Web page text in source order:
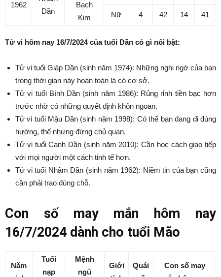
1962
Dần
Bạch
Kim
Nữ 4 42 14 41
Tử vi hôm nay 16/7/2024 của tuổi Dần có gì nổi bật:
Tử vi tuổi Giáp Dần (sinh năm 1974): Những nghi ngờ của bạn
trong thời gian này hoàn toàn là có cơ sở.
Tử vi tuổi Bính Dần (sinh năm 1986): Rủng rỉnh tiền bạc hơn
trước nhờ có những quyết định khôn ngoan.
Tử vi tuổi Mậu Dần (sinh năm 1998): Có thể bạn đang đi đúng
hướng, thế nhưng đừng chủ quan.
Tử vi tuổi Canh Dần (sinh năm 2010): Cần học cách giao tiếp
với mọi người một cách tinh tế hơn.
Tử vi tuổi Nhâm Dần (sinh năm 1962): Niềm tin của bạn cũng
cần phải trao đúng chỗ.
Con số may mắn hôm nay
16/7/2024 dành cho tuổi Mão
Năm
Tuổi
nạp
Mệnh
ngũ
Giới
Quái
Con số may